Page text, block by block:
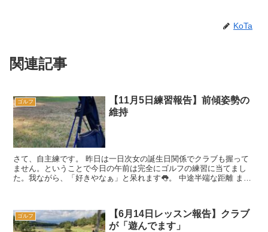
KoTa
関連記事
ゴルフ
【11月5日練習報告】前傾姿勢の
維持
さて、自主練です。 昨日は一日次女の誕生日関係でクラブも握って
ません。ということで今日の午前は完全にゴルフの練習に当てまし
た。我ながら、「好きやなぁ」と呆れます👅。 中途半端な距離 まず
ゴルフ
【6月14日レッスン報告】クラブ
が「遊んでます」